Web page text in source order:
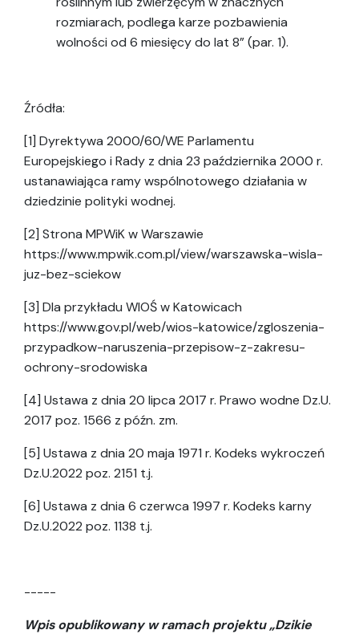
rozmiarach, podlega karze pozbawienia
wolności od 6 miesięcy do lat 8” (par. 1).
Źródła:
[1] Dyrektywa 2000/60/WE Parlamentu
Europejskiego i Rady z dnia 23 października 2000 r.
ustanawiająca ramy wspólnotowego działania w
dziedzinie polityki wodnej.
[2] Strona MPWiK w Warszawie
https://www.mpwik.com.pl/view/warszawska-wisla-
juz-bez-sciekow
[3] Dla przykładu WIOŚ w Katowicach
https://www.gov.pl/web/wios-katowice/zgloszenia-
przypadkow-naruszenia-przepisow-z-zakresu-
ochrony-srodowiska
[4] Ustawa z dnia 20 lipca 2017 r. Prawo wodne Dz.U.
2017 poz. 1566 z późn. zm.
[5] Ustawa z dnia 20 maja 1971 r. Kodeks wykroczeń
Dz.U.2022 poz. 2151 t.j.
[6] Ustawa z dnia 6 czerwca 1997 r. Kodeks karny
Dz.U.2022 poz. 1138 t.j.
-----
Wpis opublikowany w ramach projektu „Dzikie